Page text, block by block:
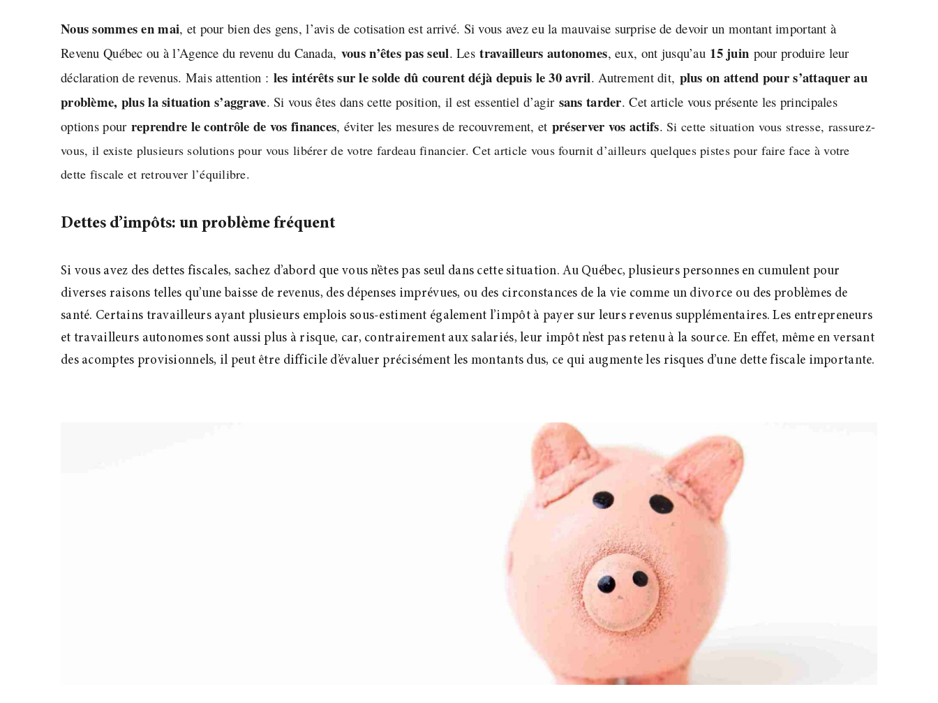
augmenter
ou
diminuer
le
volume.
Nous sommes en mai, et pour bien des gens, l’avis de cotisation est arrivé. Si vous avez eu la mauvaise surprise de devoir un montant important à
Revenu Québec ou à l’Agence du revenu du Canada, vous n’êtes pas seul.Lestravailleurs autonomes, eux, ont jusqu’au 15 juin pour produire leur
déclaration de revenus. Mais attention : les intérêts sur le solde dû courent déjà depuis le 30 avril. Autrement dit, plus on attend pour s’attaquer au
problème, plus la situation s’aggrave.Si vous êtes dans cette position, il est essentiel d’agir sans tarder. Cet article vous présente les principales
options pour reprendre le contrôle de vos finances, éviter les mesures de recouvrement, et préserver vos actifs.Si cette situation vous stresse, rassurez-
vous, il existe plusieurs solutions pour vous libérer de votre fardeau financier. Cet article vous fournit d’ailleurs quelques pistes pour faire face à votre
dette fiscale et retrouver l’équilibre.
Dettes d’impôts: un problème fréquent
Si vous avez des dettes fiscales, sachez d’abord que vous n’êtes pas seul dans cette situation. Au Québec, plusieurs personnes en cumulent pour
diverses raisons telles qu’une baisse de revenus, des dépenses imprévues, ou des circonstances de la vie comme un divorce ou des problèmes de
santé. Certains travailleurs ayant plusieurs emplois sous-estiment également l’impôt à payer sur leurs revenus supplémentaires. Les entrepreneurs
et travailleurs autonomes sont aussi plus à risque, car, contrairement aux salariés, leur impôt n’est pas retenu à la source. En effet, même en versant
des acomptes provisionnels, il peut être difficile d’évaluer précisément les montants dus, ce qui augmente les risques d’une dette fiscale importante.